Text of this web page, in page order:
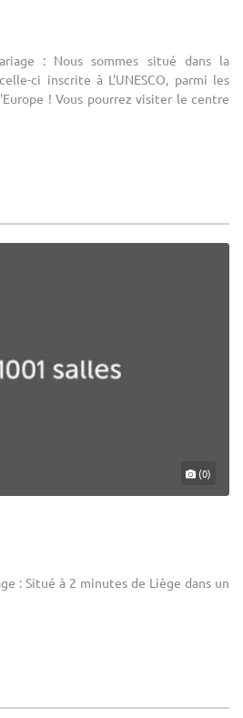
: Nous sommes situé dans la
ci inscrite à L'UNESCO, parmi les
! Vous pourrez visiter le centre
(0)
: Situé à 2 minutes de Liège dans un